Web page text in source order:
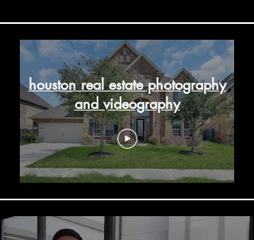
houston real estate photography
and videography